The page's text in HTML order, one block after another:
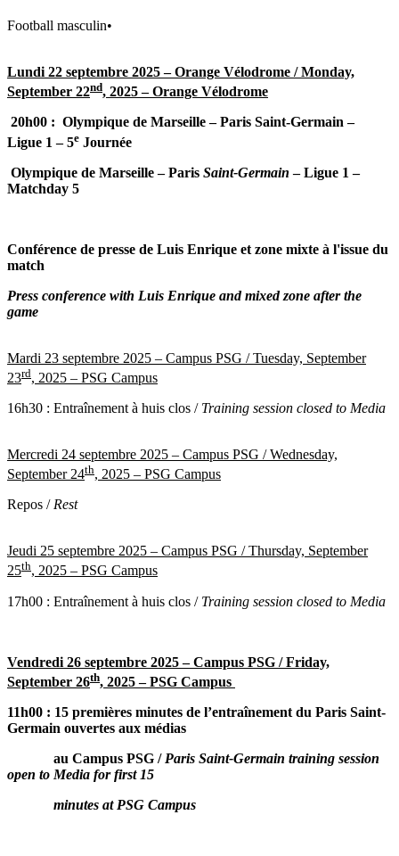
Football masculin•
Lundi 22 septembre 2025 – Orange Vélodrome /Monday,
September 22nd, 2025 – Orange Vélodrome
20h00 : Olympique de Marseille – Paris Saint-Germain –
Ligue 1 – 5e Journée
Olympique de Marseille – Paris Saint-Germain– Ligue 1 –
Matchday 5
Conférence de presse de Luis Enrique et zone mixte à l'issue du
match
Press conference with Luis Enrique and mixed zone after the
game
Mardi 23 septembre 2025 – Campus PSG /Tuesday, September
23rd, 2025 – PSG Campus
16h30 : Entraînement à huis clos / Training session closed to Media
Mercredi 24 septembre 2025 – Campus PSG /Wednesday,
September 24th, 2025 – PSG Campus
Repos / Rest
Jeudi 25 septembre 2025 – Campus PSG /Thursday, September
25th, 2025 – PSG Campus
17h00 : Entraînement à huis clos / Training session closed to Media
Vendredi 26 septembre 2025 – Campus PSG /Friday,
September 26th, 2025 – PSG Campus
11h00 : 15 premières minutes de l’entraînement du Paris Saint-
Germain ouvertes aux médias
au Campus PSG / Paris Saint-Germain training session
open to Media for first 15
minutes at PSG Campus